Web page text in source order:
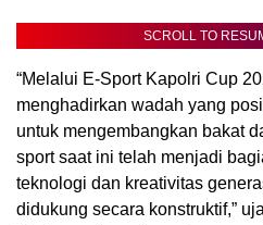
SCROLL TO
“Melalui E-Sport Kapolri Cup
menghadirkan wadah yang
untuk mengembangkan bakat
sport saat ini telah menjadi
teknologi dan kreativitas
didukung secara konstruktif,”